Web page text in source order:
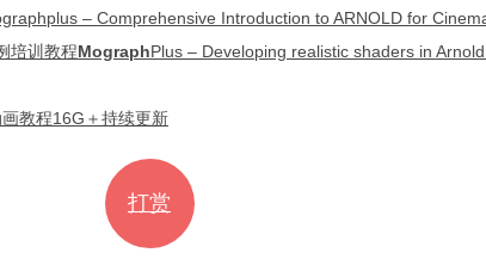
– Comprehensive Introduction to ARNOLD for
培训教程MographPlus – Developing realistic shaders in
教程16G＋持续更新
打赏